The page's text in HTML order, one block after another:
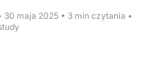
maja 2025 • 3 min czytania •